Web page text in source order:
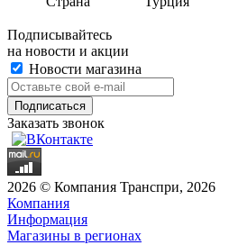
Подписывайтесь
на новости и акции
Новости магазина
Заказать звонок
2026 © Компания Транспри, 2026
Компания
Информация
Магазины в регионах